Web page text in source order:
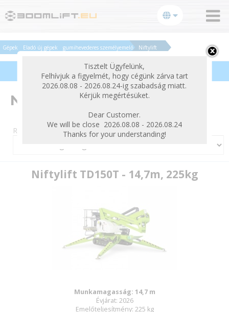
bezárás
Tisztelt Ügyfelünk,
Felhívjuk a figyelmét, hogy cégünk zárva tart
2026.08.08 - 2026.08.24-ig szabadság miatt.
Kérjük megértésüket.
Dear Customer.
We will be close 2026.08.08 - 2026.08.24
Thanks for your understanding!
Gépek Eladó új gépek gumihevederes személyemelő Niftylift
Termékek szűrése
Niftylift
Rendezés:
Niftylift TD150T - 14,7m, 225kg
Munkamagasság: 14,7 m
Évjárat: 2026
Emelőteljesítmény: 225 kg